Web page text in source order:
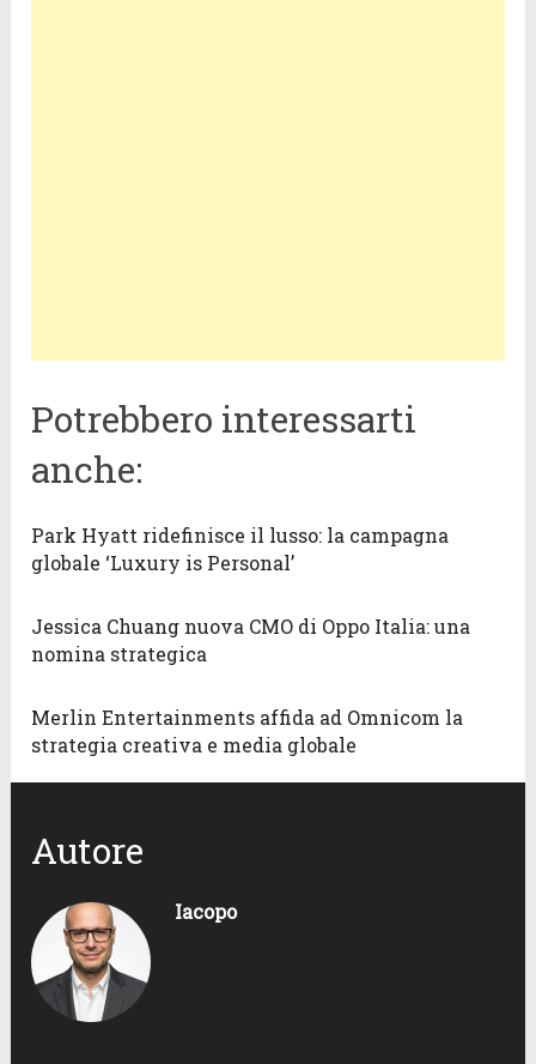
Potrebbero interessarti
anche:
Park Hyatt ridefinisce il lusso: la campagna
globale ‘Luxury is Personal’
Jessica Chuang nuova CMO di Oppo Italia: una
nomina strategica
Merlin Entertainments affida ad Omnicom la
strategia creativa e media globale
Autore
Iacopo